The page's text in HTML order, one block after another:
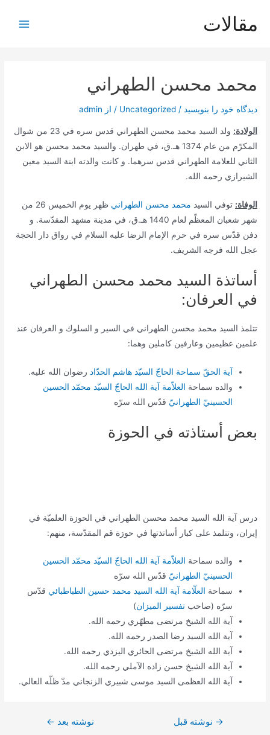
مقالات
محمد محسن الطهراني
دیدگاه‌ خود را بنویسید /
Uncategorized / از admin
الولادة:
ولد السيد محمد محسن الطهراني قدس سره في 23 من شوال
‌المكرّم من عام 1374 هـ.ق، في طهران. والسيد محمد محسن هو الابن
الثاني للعلامة الطهراني قدس سرهما. و كانت والدته ابنة السيد معين
الشيرازي رحمه الله.
الوفاة: توفي السيد محمد محسن الطهراني
ظهر يوم الخميس 26 من
شهر شعبان ‌المعظّم لعام 1440 هـ.ق، في مدينة مشهد المقدّسة. و
دفن قدّس سره في حرم الإمام الرضا عليه السلام في رواق دار الحجة
عجل الله فرجه الشريف.
أساتذة السيد محمد محسن الطهراني
في العرفان:
تتلمذ السيد محمد محسن الطهراني في السير و السلوك و العرفان عند
علمين عظيمين وعارفين كاملين وهما:
آیة الحقّ سماحة الحاجّ السیّد هاشم الحدّاد رضوان الله علیه.
والده سماحة العلاّمة آیة ‌الله الحاجّ السیّد محمّد الحسین
الحسینيّ الطهرانيّ قدّس الله سرّه
بعض أستاذته في الحوزة
درس آية الله السيد محمد محسن الطهراني في الحوزة العلميّة في
إيران، وتتلمذ على كبار أساتذتها في حوزة قم المقدّسة، منهم:
والده سماحة العلاّمة آیة ‌الله الحاجّ السیّد محمّد الحسین
الحسینيّ الطهرانيّ قدّس الله سرّه
سماحة العلّامة آية الله السيد محمد حسين الطباطبائي قدّس
سرّه (صاحبتفسير الميزان)
آية الله الشيخ مرتضى مطهّري رحمه الله.
آية الله السيد رضا الصدر رحمه الله.
آية الله الشيخ مرتضى الحائري اليزدي رحمه الله.
آية الله الشيخ حسن زاده الآملي رحمه الله.
آية الله العظمى السيد موسى شبيري الزنجاني مدّ ظلّه العالي.
راهبری
→ نوشته قبل نوشته بعد ←